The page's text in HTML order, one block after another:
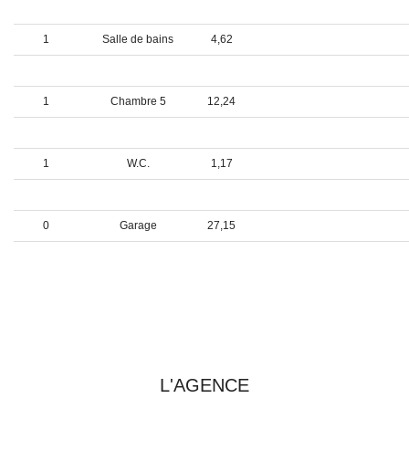
1 Salle de bains 4,62
1 Chambre 5 12,24
1 W.C. 1,17
0 Garage 27,15
L'AGENCE